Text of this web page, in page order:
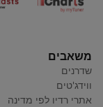
משאבים
שדרנים
ווידג'טים
אתרי רדיו לפי מדינה